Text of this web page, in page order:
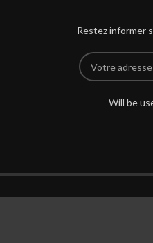
Restez informer
Will be